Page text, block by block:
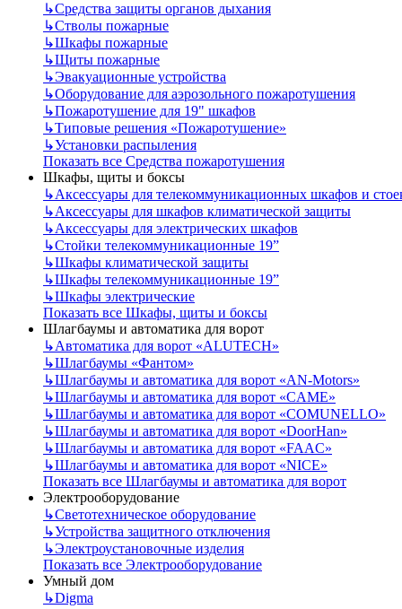
↳Средства защиты органов дыхания
↳Стволы пожарные
↳Шкафы пожарные
↳Щиты пожарные
↳Эвакуационные устройства
↳Оборудование для аэрозольного пожаротушения
↳Пожаротушение для 19" шкафов
↳Типовые решения «Пожаротушение»
↳Установки распыления
Показать все Средства пожаротушения
Шкафы, щиты и боксы
↳Аксессуары для телекоммуникационных шкафов и
↳Аксессуары для шкафов климатической защиты
↳Аксессуары для электрических шкафов
↳Стойки телекоммуникационные 19”
↳Шкафы климатической защиты
↳Шкафы телекоммуникационные 19”
↳Шкафы электрические
Показать все Шкафы, щиты и боксы
Шлагбаумы и автоматика для ворот
↳Автоматика для ворот «ALUTECH»
↳Шлагбаумы «Фантом»
↳Шлагбаумы и автоматика для ворот «AN-Motors»
↳Шлагбаумы и автоматика для ворот «CAME»
↳Шлагбаумы и автоматика для ворот «COMUNELLO»
↳Шлагбаумы и автоматика для ворот «DoorHan»
↳Шлагбаумы и автоматика для ворот «FAAC»
↳Шлагбаумы и автоматика для ворот «NICE»
Показать все Шлагбаумы и автоматика для ворот
Электрооборудование
↳Светотехническое оборудование
↳Устройства защитного отключения
↳Электроустановочные изделия
Показать все Электрооборудование
Умный дом
↳Digma